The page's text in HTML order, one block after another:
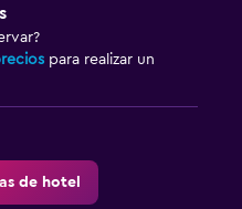
para realizar un
de hotel